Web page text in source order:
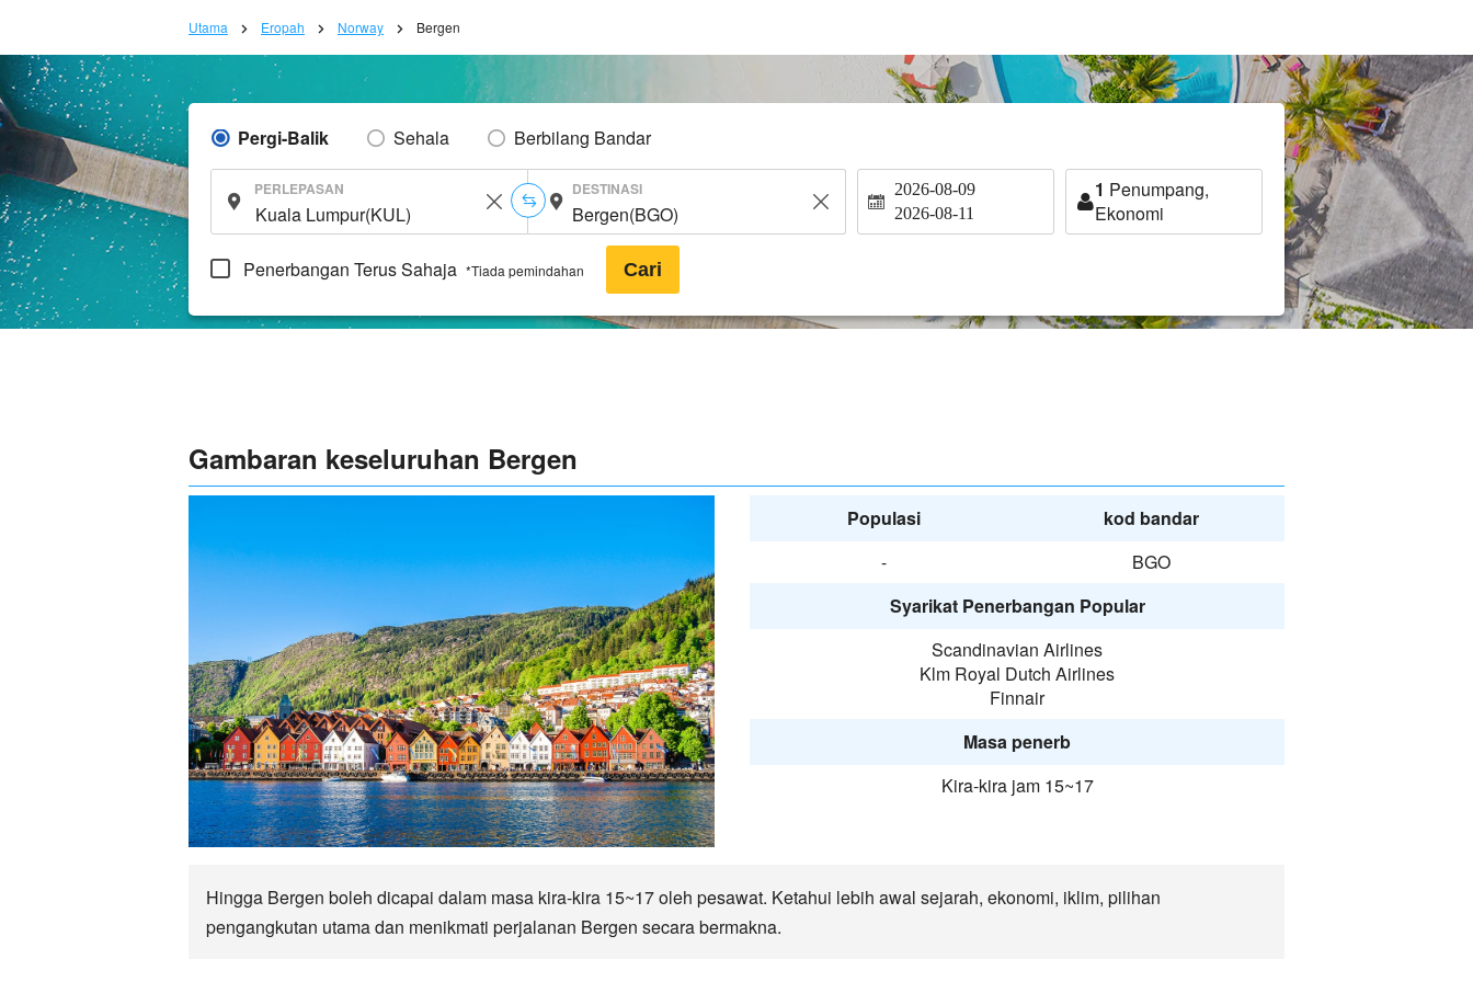
Utama Eropah Norway Bergen
Pergi-Balik Sehala Berbilang Bandar
PERLEPASAN DESTINASI 2026-08-09
2026-08-11
1 Penumpang,
Ekonomi
Penerbangan Terus Sahaja *Tiada pemindahan Cari
Gambaran keseluruhan Bergen
Populasi
kod bandar
-
BGO
Syarikat Penerbangan Popular
Scandinavian Airlines
Klm Royal Dutch Airlines
Finnair
Masa penerb
Kira-kira jam 15~17
Hingga Bergen boleh dicapai dalam masa kira-kira 15~17 oleh pesawat. Ketahui lebih awal sejarah, ekonomi, iklim, pilihan
pengangkutan utama dan menikmati perjalanan Bergen secara bermakna.